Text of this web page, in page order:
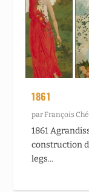
1861
parFrançois
1861
construction
legs...